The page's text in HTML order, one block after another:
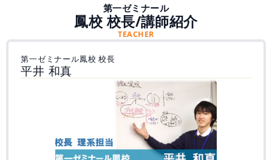
第一ゼミナール
鳳校 校長/講師紹介
TEACHER
第一ゼミナール鳳校 校長
平井 和真